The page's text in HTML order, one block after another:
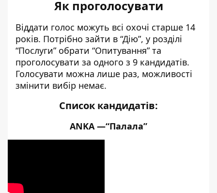
Як проголосувати
Віддати голос можуть всі охочі старше 14
років. Потрібно зайти в “Дію”, у розділі
“Послуги” обрати “Опитування” та
проголосувати за одного з 9 кандидатів.
Голосувати можна лише раз, можливості
змінити вибір немає.
Список кандидатів:
ANKA —“Палала”